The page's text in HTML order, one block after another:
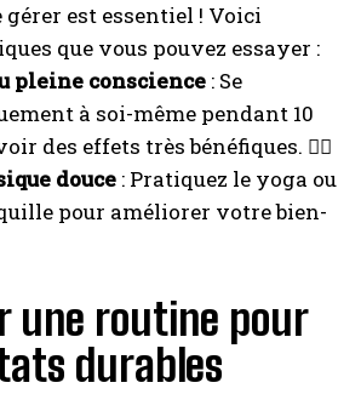
gérer est essentiel ! Voici
que vous pouvez essayer :
pleine conscience : Se
à soi-même pendant 10
des effets très bénéfiques. 🧘‍♀️
douce : Pratiquez le yoga ou
pour améliorer votre bien-
une routine pour
durables